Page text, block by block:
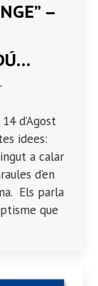
–
d’Agost
idees:
a calar
d’en
Els parla
que